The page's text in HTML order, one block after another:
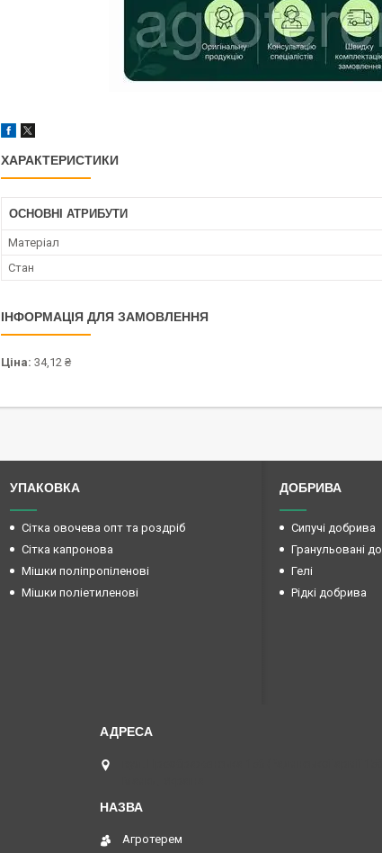
ХАРАКТЕРИСТИКИ
ОСНОВНІ АТРИБУТИ
Матеріал
Стан
ІНФОРМАЦІЯ ДЛЯ ЗАМОВЛЕННЯ
Ціна: 34,12 ₴
УПАКОВКА
Сітка овочева опт та роздріб
Сітка капронова
Мішки поліпропіленові
Мішки поліетиленові
ДОБРИВА
Сипучі добрива
Гранульовані
Гелі
Рідкі добрива
Агротерем